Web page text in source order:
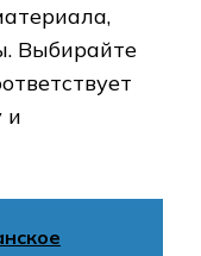
Выбирайте
и